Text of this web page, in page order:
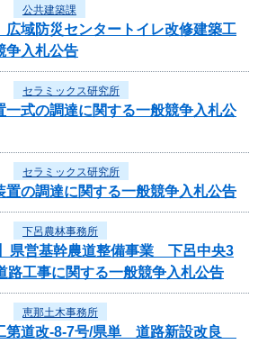
公共建築課
広域防災センタートイレ改修建築工
争入札公告
セラミックス研究所
一式の調達に関する一般競争入札公
セラミックス研究所
置の調達に関する一般競争入札公告
下呂農林事務所
県営基幹農道整備事業 下呂中央3
工事に関する一般競争入札公告
恵那土木事務所
第道改-8-7号/県単 道路新設改良